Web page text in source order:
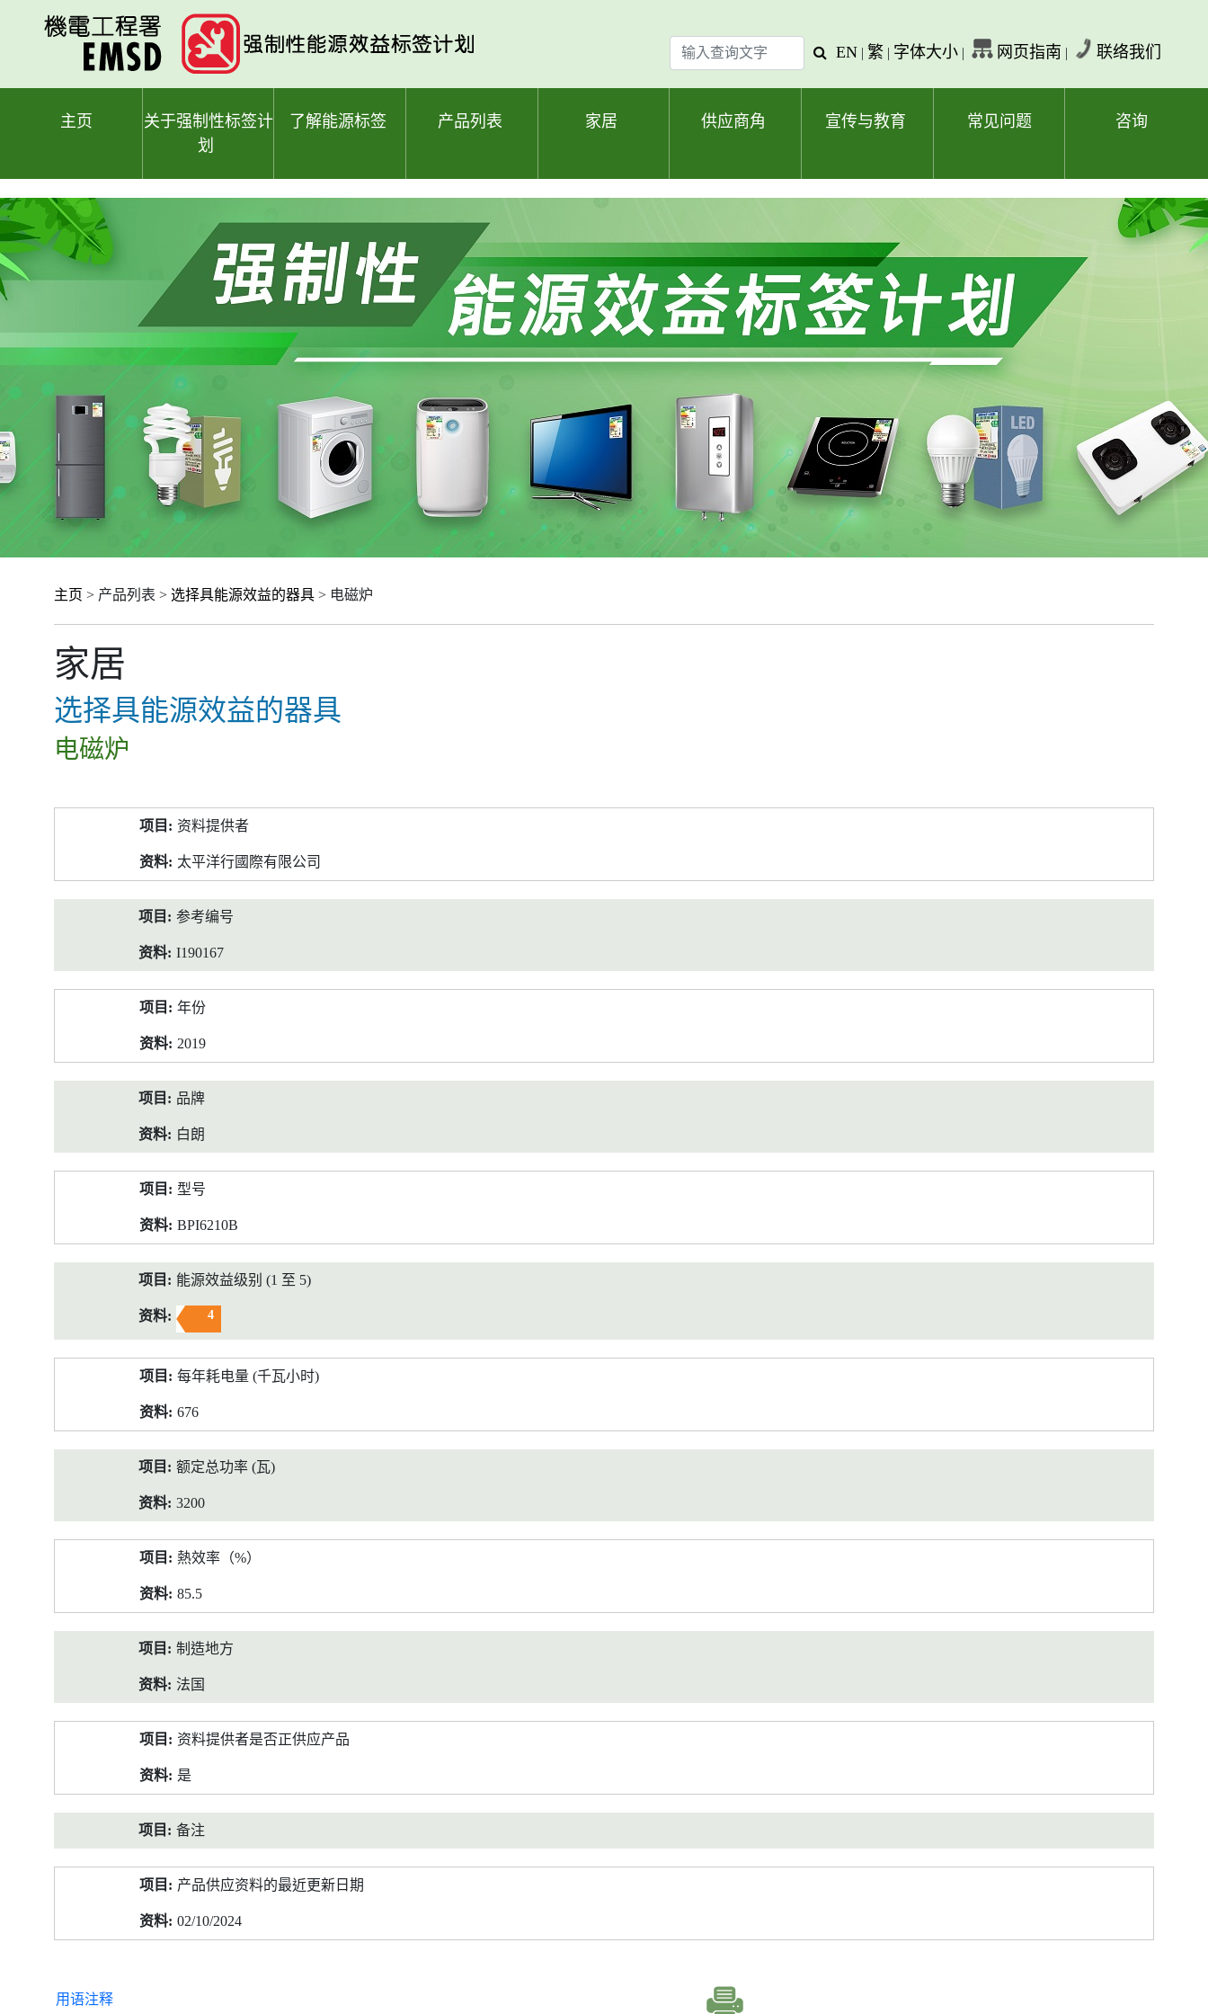
输
入
查
查
字
EN | 繁 | 字体大小 | 网页指南 | 联络我们
主页
关于强制性标签计
划
了解能源标签 产品列表 家居 供应商角 宣传与教育 常见问题 咨询
主页 > 产品列表 > 选择具能源效益的器具 > 电磁炉
家居
选择具能源效益的器具
电磁炉
料
资料提供者
太平洋行國際有限公司
参考编号
I190167
年份
2019
品牌
白朗
型号
BPI6210B
能源效益级别 (1 至 5)
4
每年耗电量 (千瓦小时)
676
额定总功率 (瓦)
3200
熱效率（%）
85.5
制造地方
法国
资料提供者是否正供应产品
是
备注
产品供应资料的最近更新日期
02/10/2024
用语注释